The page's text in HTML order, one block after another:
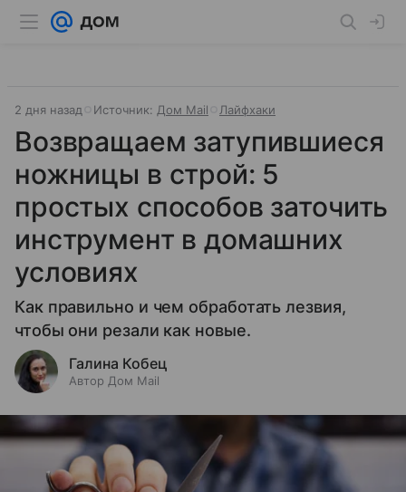
2 дня назад Источник: Дом Mail Лайфхаки
Возвращаем затупившиеся
ножницы в строй: 5
простых способов заточить
инструмент в домашних
условиях
Как правильно и чем обработать лезвия,
чтобы они резали как новые.
Галина Кобец
Автор Дом Mail